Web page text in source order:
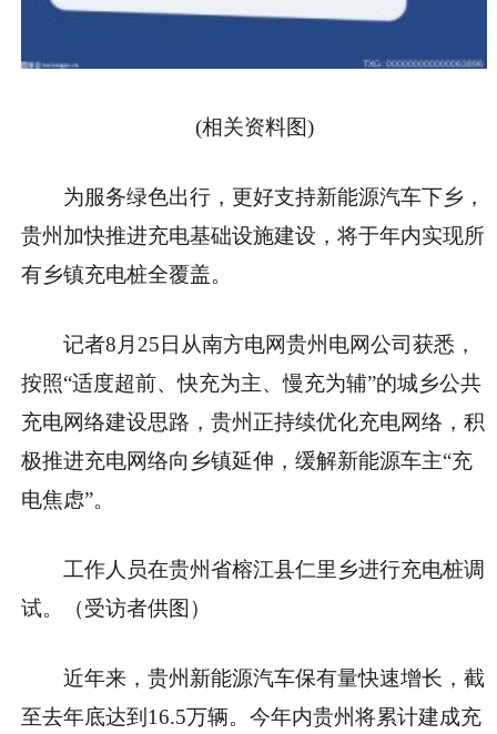
(相关资料图)
为服务绿色出行，更好支持新能源汽车下乡，
贵州加快推进充电基础设施建设，将于年内实现所
有乡镇充电桩全覆盖。
记者8月25日从南方电网贵州电网公司获悉，
按照“适度超前、快充为主、慢充为辅”的城乡公共
充电网络建设思路，贵州正持续优化充电网络，积
极推进充电网络向乡镇延伸，缓解新能源车主“充
电焦虑”。
工作人员在贵州省榕江县仁里乡进行充电桩调
试。（受访者供图）
近年来，贵州新能源汽车保有量快速增长，截
至去年底达到16.5万辆。今年内贵州将累计建成充